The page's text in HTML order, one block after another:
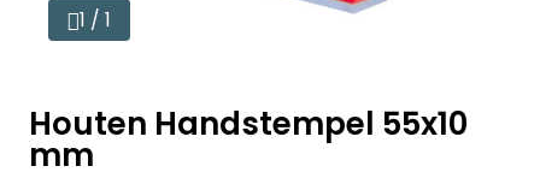
1 / 1
Houten Handstempel 55x10
mm